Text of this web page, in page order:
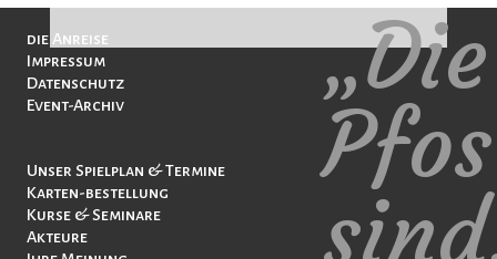
„Die
Navigation
überspringen
die Anreise
Impressum
Datenschutz
Event-Archiv
Navigation
überspringen
Unser Spielplan & Termine
Karten-bestellung
Kurse & Seminare
Akteure